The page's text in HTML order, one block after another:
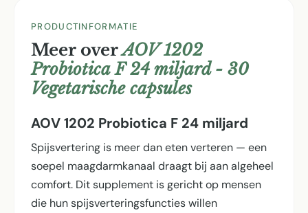
PRODUCTINFORMATIE
Meer overAOV 1202
Probiotica F 24 miljard - 30
Vegetarische capsules
AOV 1202 Probiotica F 24 miljard
Spijsvertering is meer dan eten verteren — een
soepel maagdarmkanaal draagt bij aan algeheel
comfort. Dit supplement is gericht op mensen
die hun spijsverterings­functies willen